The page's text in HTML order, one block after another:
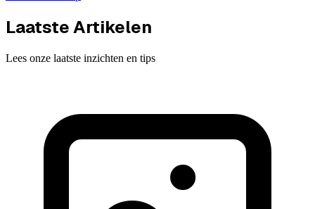
Laatste Artikelen
Lees onze laatste inzichten en tips